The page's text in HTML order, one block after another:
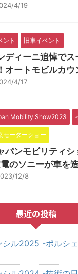
4/19
ント 旧車イベント
ディーニ追悼で
オートモビルカ
4/17
Mobility Show2023
モーターショー
パンモビリティ
のソニーが車を
12/8
最近の投稿
ル2025 -ポルシ